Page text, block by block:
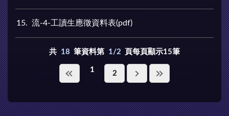
15 流-4-工讀生應徵資料表(pdf)
共 18 筆資料第 1/2 頁每頁顯示15筆
1 2